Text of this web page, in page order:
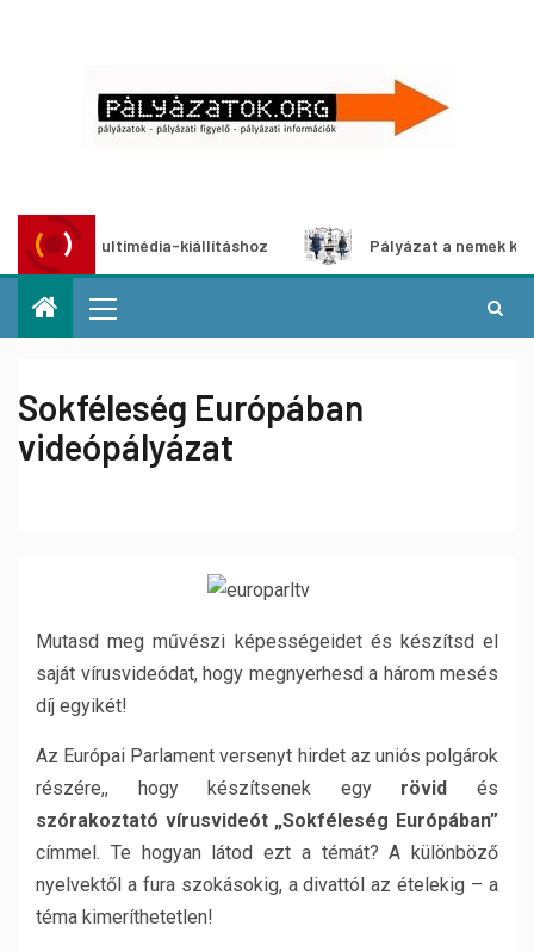
multimédia-kiállításhoz Pályázat a nemek közötti
Sokféleség Európában
videópályázat
Mutasd meg művészi képességeidet és készítsd el
saját vírusvideódat, hogy megnyerhesd a három mesés
díj egyikét!
Az Európai Parlament versenyt hirdet az uniós polgárok
részére,, hogy készítsenek egy rövid és
szórakoztató vírusvideót „Sokféleség Európában”
címmel. Te hogyan látod ezt a témát? A különböző
nyelvektől a fura szokásokig, a divattól az ételekig – a
téma kimeríthetetlen!